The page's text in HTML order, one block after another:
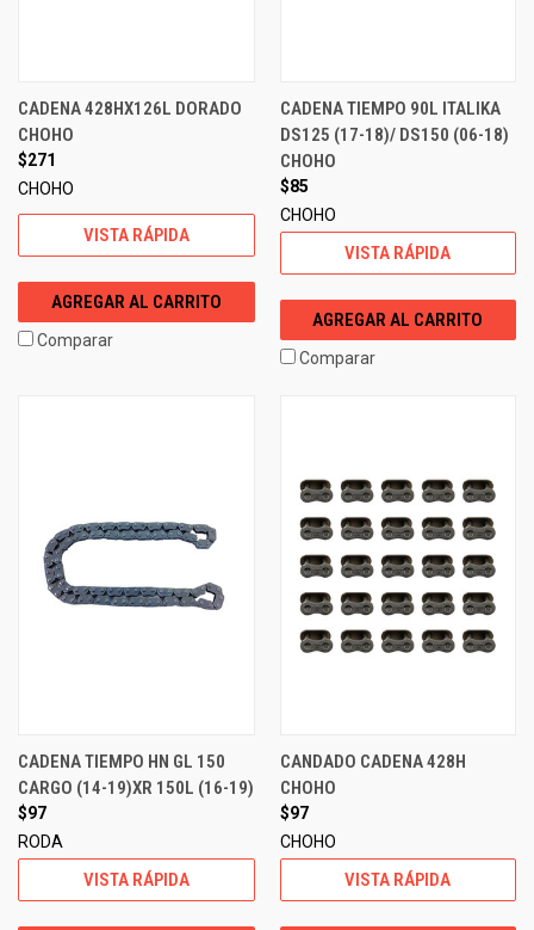
CADENA 428HX126L DORADO
CHOHO
$271
CHOHO
VISTA RÁPIDA
AGREGAR AL CARRITO
Comparar
CADENA TIEMPO 90L ITALIKA
DS125 (17-18)/ DS150 (06-18)
CHOHO
$85
CHOHO
VISTA RÁPIDA
AGREGAR AL CARRITO
Comparar
CADENA TIEMPO HN GL 150
CARGO (14-19)XR 150L (16-19)
$97
RODA
VISTA RÁPIDA
CANDADO CADENA 428H
CHOHO
$97
CHOHO
VISTA RÁPIDA